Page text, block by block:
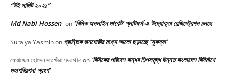
“উই সামিট ২০২১”
Md Nabi Hossen on ‘বিসিক অনলাইন মার্কেট’ প্লাটফর্ম-এ উদ্যোক্তা রেজিস্ট্রেশন চলছে
Suraiya Yasminon প্রান্তিক জনগোষ্ঠীর মধ্যে আলো ছড়াচ্ছে ‘সুকন্যা’
মোয়াজ্জেম হোসেন সাতক্ষীরা সদর থানাon ‘বিসিকের পরিবেশ বান্ধব শিল্পসমৃদ্ধ উন্নত বাংলাদেশ বিনির্মাণে
মহাপরিকল্পনা গ্রহণ’